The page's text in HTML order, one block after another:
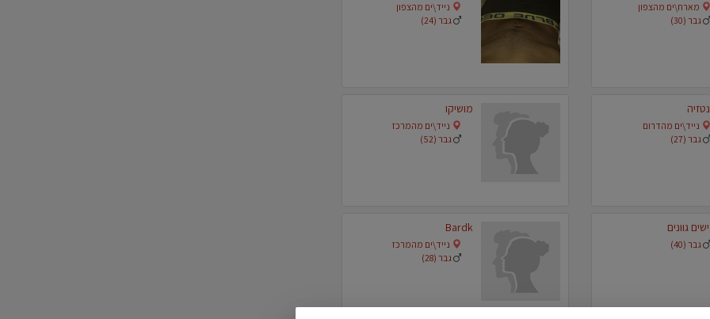
מארח\ים מהצפון
גבר (30)
נייד\ים מהצפון
גבר (24)
נייד\ים מהדרום
גבר (27)
מושיקו
נייד\ים מהמרכז
גבר (52)
גוונים
גבר (40)
Bardk
נייד\ים מהמרכז
גבר (28)